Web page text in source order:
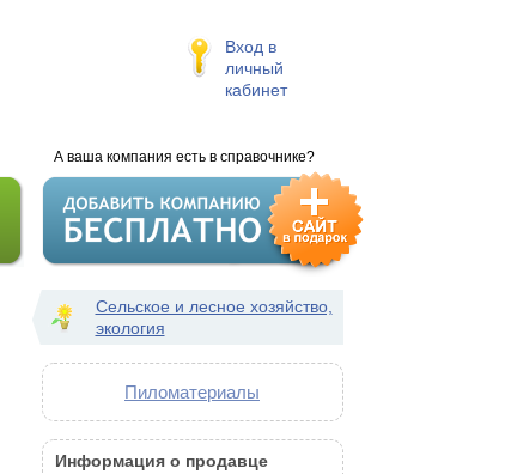
Вход в
личный
кабинет
А ваша компания есть в справочнике?
Сельское и лесное хозяйство,
экология
Пиломатериалы
Информация о продавце